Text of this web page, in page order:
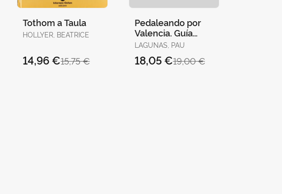
Tothom a Taula
HOLLYER, BEATRICE
15,75 €
14,96 €
Pedaleando por
Valencia. Guía
Básica
LAGUNAS, PAU
19,00 €
18,05 €